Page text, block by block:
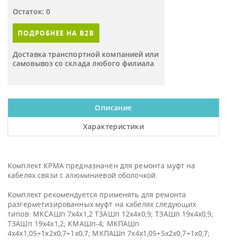
Остаток: 0
ПОДРОБНЕЕ НА B2B
Доставка транспортной компанией или
самовывоз со склада любого филиала
Описание
Характеристики
Комплект КРМА предназначен для ремонта муфт на
кабелях связи с алюминиевой оболочкой.
Комплект рекомендуется применять для ремонта
разгерметизированных муфт на кабелях следующих
типов: МКСАШп 7х4х1,2 ТЗАШп 12х4х0,9; ТЗАШп 19х4х0,9;
ТЗАШп 19х4х1,2; КМАШп-4; МКПАШп
4х4х1,05+1х2х0,7+1х0,7; МКПАШп 7х4х1,05+5х2х0,7+1х0,7;